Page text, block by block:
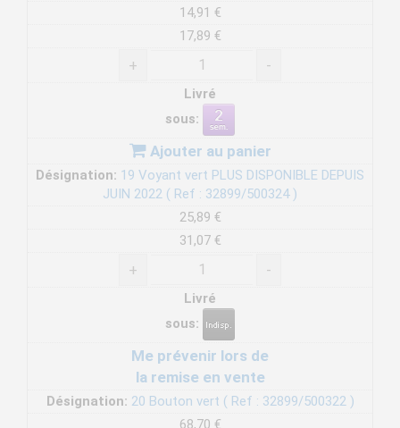
14,91 €
17,89 €
+ -
Livré
sous:
Ajouter au panier
Désignation: 19 Voyant vert PLUS DISPONIBLE DEPUIS
JUIN 2022 ( Ref : 32899/500324 )
25,89 €
31,07 €
+ -
Livré
sous:
Me prévenir lors de
la remise en vente
Désignation: 20 Bouton vert ( Ref : 32899/500322 )
68,70 €